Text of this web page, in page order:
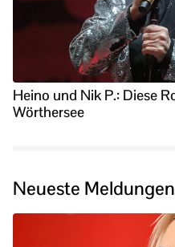
Heino und Nik P.: Diese
Wörthersee
Neueste Meldungen